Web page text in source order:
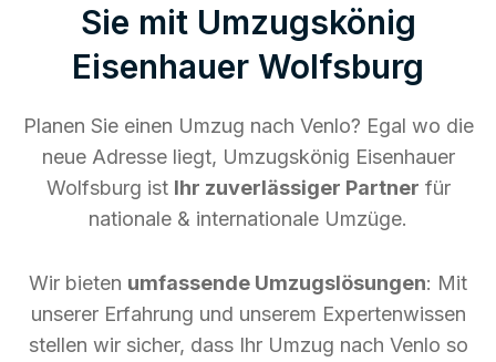
Sie mit Umzugskönig
Eisenhauer Wolfsburg
Planen Sie einen Umzug nach Venlo? Egal wo die
neue Adresse liegt, Umzugskönig Eisenhauer
Wolfsburg ist Ihr zuverlässiger Partner für
nationale & internationale Umzüge.
Wir bieten umfassende Umzugslösungen: Mit
unserer Erfahrung und unserem Expertenwissen
stellen wir sicher, dass Ihr Umzug nach Venlo so